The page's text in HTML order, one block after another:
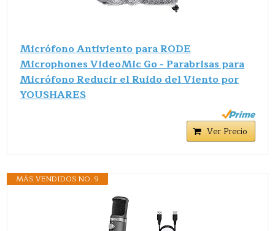
Micrófono Antiviento para RODE
Microphones VideoMic Go - Parabrisas para
Micrófono Reducir el Ruido del Viento por
YOUSHARES
Ver Precio
MÁS VENDIDOS NO. 9